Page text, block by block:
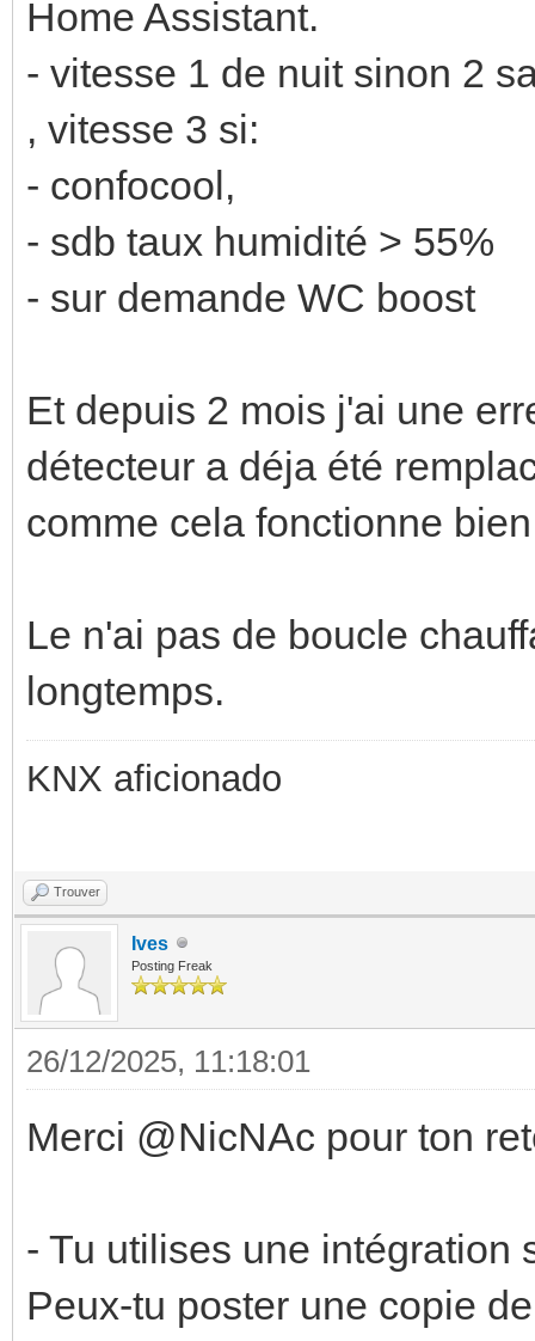
Home Assistant.
- vitesse 1 de nuit sinon 2
, vitesse 3 si:
- confocool,
- sdb taux humidité > 55%
- sur demande WC boost
Et depuis 2 mois j'ai une
détecteur a déja été
comme cela fonctionne
Le n'ai pas de boucle
longtemps.
KNX aficionado
Trouver
Ives
Posting Freak
26/12/2025, 11:18:01
Merci @NicNAc pour ton
- Tu utilises une intégration
Peux-tu poster une copie